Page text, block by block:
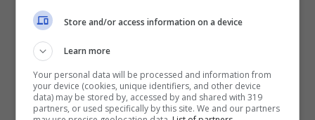
l’opinionista ha rilasciato anche alcune
dichiarazioni scioccanti a ‘Verissimo’ in cui ha
svelato altri momenti di terrore che ha vissuto
nel suo passato.
Store and/or access information on a device
Learn more
Your personal data will be processed and information from
your device (cookies, unique identifiers, and other device
data) may be stored by, accessed by and shared with 319
partners, or used specifically by this site. We and our partners